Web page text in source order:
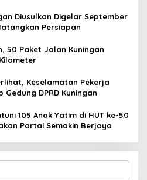
Diusulkan Digelar September
Persiapan
50 Paket Jalan Kuningan
Keselamatan Pekerja
DPRD Kuningan
105 Anak Yatim di HUT ke-50
Partai Semakin Berjaya